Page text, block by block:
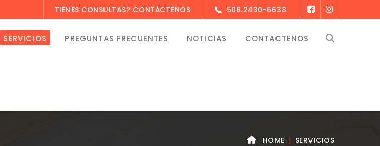
TIENES CONSULTAS? CONTÁCTENOS 506.2430-6638
SERVICIOS PREGUNTAS FRECUENTES NOTICIAS CONTACTENOS
HOME SERVICIOS